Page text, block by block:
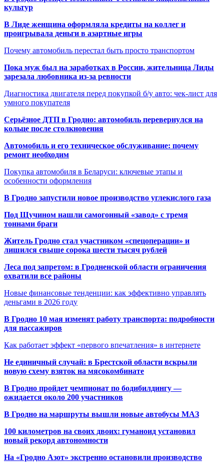
культур
В Лиде женщина оформляла кредиты на коллег и
проигрывала деньги в азартные игры
Почему автомобиль перестал быть просто транспортом
Пока муж был на заработках в России, жительница Лиды
зарезала любовника из-за ревности
Диагностика двигателя перед покупкой б/у авто: чек-лист для
умного покупателя
Серьёзное ДТП в Гродно: автомобиль перевернулся на
кольце после столкновения
Автомобиль и его техническое обслуживание: почему
ремонт необходим
Покупка автомобиля в Беларуси: ключевые этапы и
особенности оформления
В Гродно запустили новое производство углекислого газа
Под Щучином нашли самогонный «завод» с тремя
тоннами браги
Житель Гродно стал участником «спецоперации» и
лишился свыше сорока шести тысяч рублей
Леса под запретом: в Гродненской области ограничения
охватили все районы
Новые финансовые тенденции: как эффективно управлять
деньгами в 2026 году
В Гродно 10 мая изменят работу транспорта: подробности
для пассажиров
Как работает эффект «первого впечатления» в интернете
Не единичный случай: в Брестской области вскрыли
новую схему взяток на мясокомбинате
В Гродно пройдет чемпионат по бодибилдингу —
ожидается около 200 участников
В Гродно на маршруты вышли новые автобусы МАЗ
100 километров на своих двоих: гуманоид установил
новый рекорд автономности
На «Гродно Азот» экстренно остановили производство